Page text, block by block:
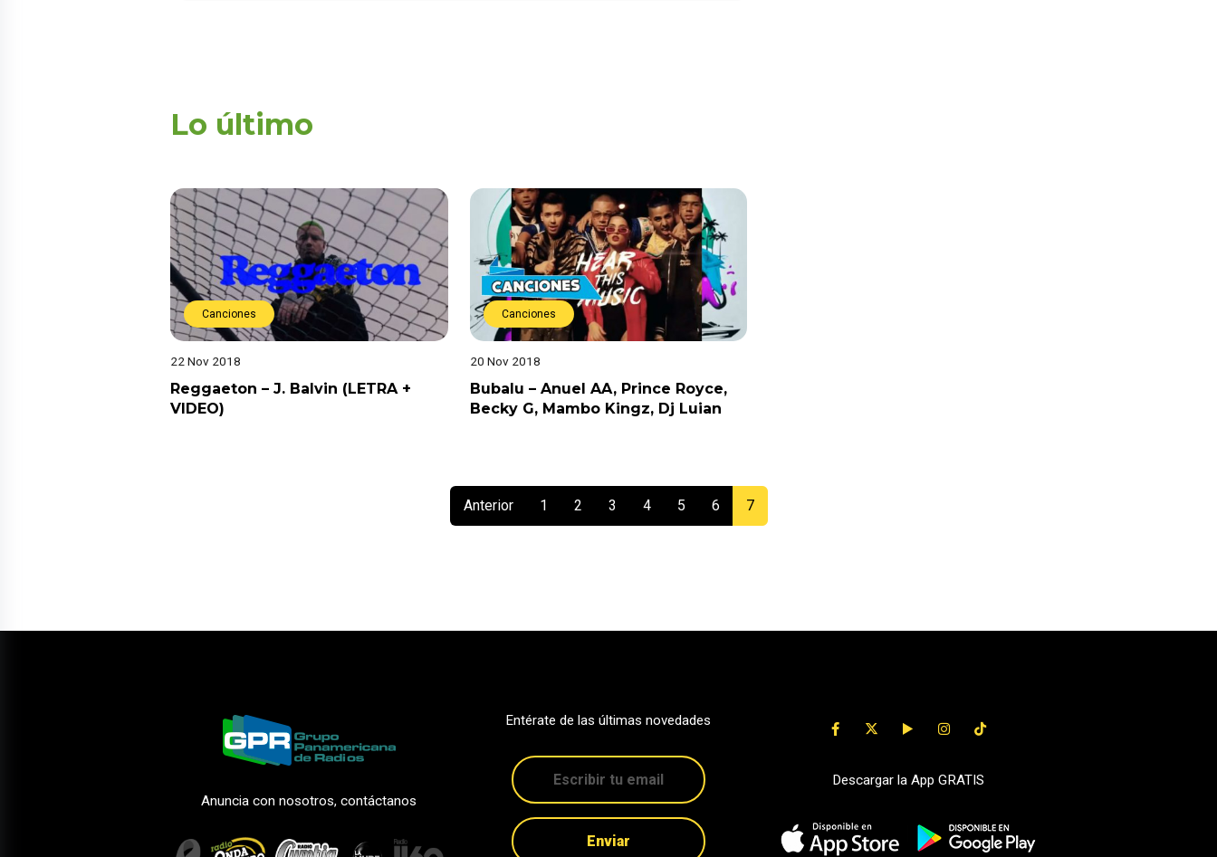
Lo último
Canciones
22 Nov 2018
Reggaeton – J. Balvin (LETRA +
VIDEO)
Canciones
20 Nov 2018
Bubalu – Anuel AA, Prince Royce,
Becky G, Mambo Kingz, Dj Luian
Anterior 1 2 3 4 5 6 7(current)
Anuncia con nosotros, contáctanos
Entérate de las últimas novedades
Enviar
Descargar la App GRATIS